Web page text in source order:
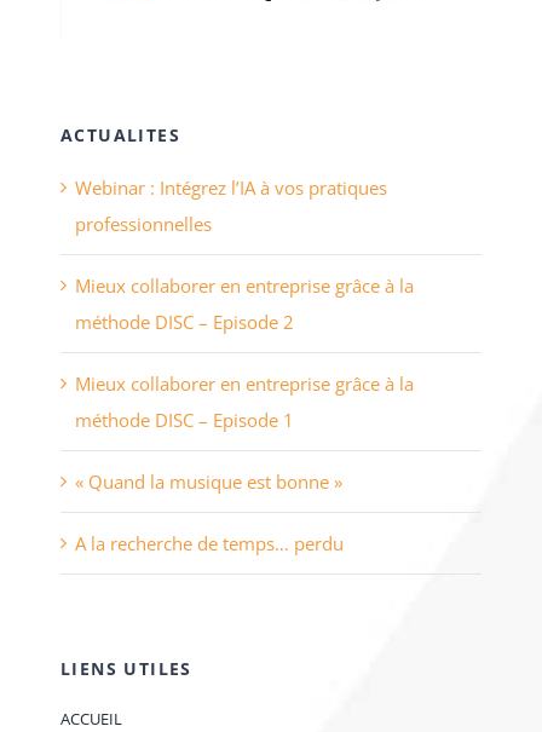
ACTUALITES
Webinar : Intégrez l’IA à vos pratiques
professionnelles
Mieux collaborer en entreprise grâce à la
méthode DISC – Episode 2
Mieux collaborer en entreprise grâce à la
méthode DISC – Episode 1
« Quand la musique est bonne »
A la recherche de temps… perdu
LIENS UTILES
ACCUEIL